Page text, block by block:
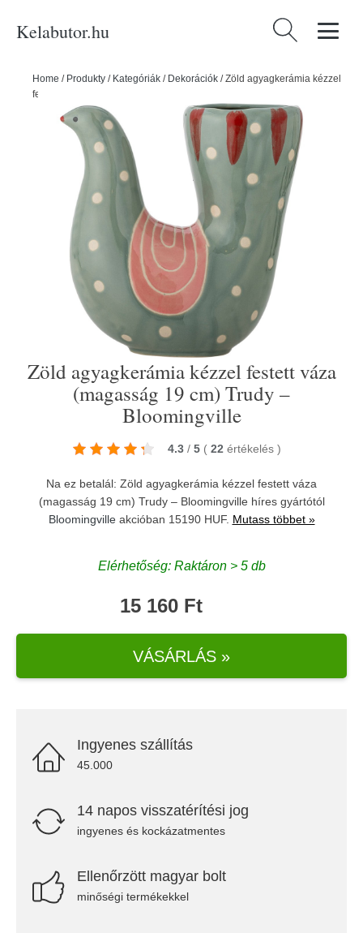
Kelabutor.hu Keresés:
Home / Produkty / Kategóriák / Dekorációk /Zöld agyagkerámia kézzel
festett váza (magasság 19 cm) Trudy – Bloomingville
Zöld agyagkerámia kézzel festett váza
(magasság 19 cm) Trudy –
Bloomingville
4.3 / 5 ( 22 értékelés )
Na ez betalál: Zöld agyagkerámia kézzel festett váza
(magasság 19 cm) Trudy – Bloomingville híres gyártótól
Bloomingvilleakcióban 15190 HUF. Mutass többet »
Elérhetőség: Raktáron > 5 db
15 160 Ft
VÁSÁRLÁS »
Ingyenes szállítás
45.000
14 napos visszatérítési jog
ingyenes és kockázatmentes
Ellenőrzött magyar bolt
minőségi termékekkel